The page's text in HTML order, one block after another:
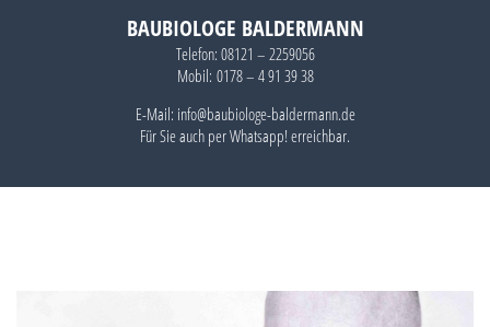
BAUBIOLOGE BALDERMANN
Telefon: 08121 – 2259056
Mobil: 0178 – 4 91 39 38
E-Mail: info@baubiologe-baldermann.de
Für Sie auch perWhatsapp!erreichbar.